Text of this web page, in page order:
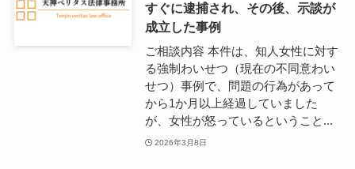
すぐに逮捕され、その後、示談が
成立した事例
ご相談内容 本件は、知人女性に対す
る強制わいせつ（現在の不同意わい
せつ）事例で、問題の行為があって
から1か月以上経過していました
が、女性が怒っているということ...
2026年3月8日